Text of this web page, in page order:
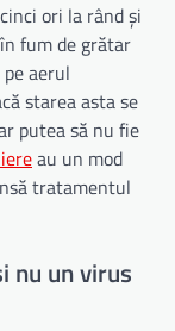
ori la rând și
fum de grătar
aerul
starea asta se
putea să nu fie
au un mod
tratamentul
nu un virus